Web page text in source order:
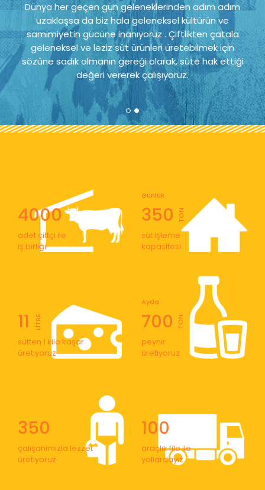
Dünya her geçen gün geleneklerinden adım adım
uzaklaşsa da biz hala geleneksel kültürün ve
samimiyetin gücüne inanıyoruz . Çiftlikten çatala
geleneksel ve leziz süt ürünleri üretebilmek için
sözüne sadık olmanın gereği olarak, süte hak ettiği
değeri vererek çalışıyoruz.
4000
adet çiftçi ile
iş birliği
350
Günlük
TON
süt işleme
kapasitesi
11 LİTRE
sütten 1 kilo kaşar
üretiyoruz
700
Ayda
TON
peynir
üretiyoruz
350
çalışanımızla lezzet
üretiyoruz
100
araçlık filo ile
yollardayız